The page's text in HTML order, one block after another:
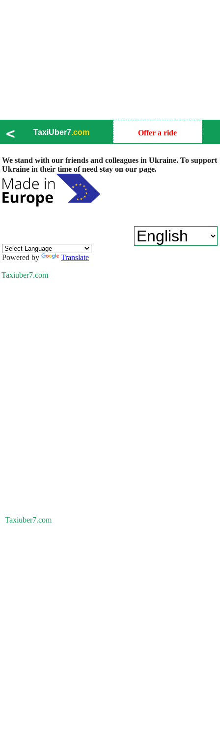
< TaxiUber7.com Offer a ride
We stand with our friends and colleagues in Ukraine. To support
Ukraine in their time of need stay on our page.
Powered by Translate
Taxiuber7.com
Taxiuber7.com